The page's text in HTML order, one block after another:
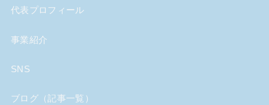
代表プロフィール
事業紹介
SNS
ブログ（記事一覧）